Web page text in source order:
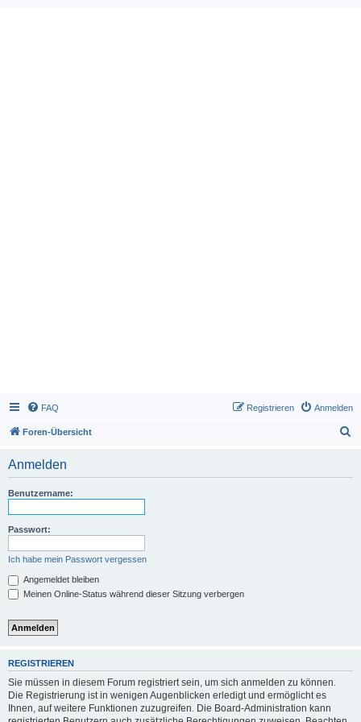
FAQ Anmelden
Registrieren
Foren-Übersicht
Anmelden
Benutzername:
Passwort:
Ich habe mein Passwort vergessen
Angemeldet bleiben
Meinen Online-Status während dieser Sitzung verbergen
REGISTRIEREN
Sie müssen in diesem Forum registriert sein, um sich anmelden zu können.
Die Registrierung ist in wenigen Augenblicken erledigt und ermöglicht es
Ihnen, auf weitere Funktionen zuzugreifen. Die Board-Administration kann